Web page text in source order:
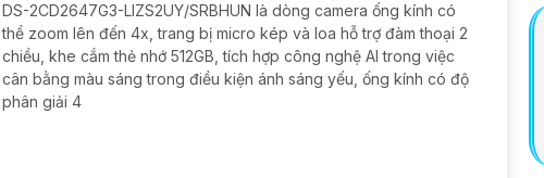
DS-2CD2647G3-LIZS2UY/SRBHUN là dòng camera ống kính có
thể zoom lên đến 4x, trang bị micro kép và loa hỗ trợ đàm thoại 2
chiều, khe cắm thẻ nhớ 512GB, tích hợp công nghệ AI trong việc
cân bằng màu sáng trong điều kiện ánh sáng yếu, ống kính có độ
phân giải 4